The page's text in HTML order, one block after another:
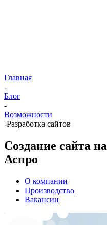
Главная
-
Блог
-
Возможности
-Разработка сайтов
Создание сайта
Аспро
О компании
Производство
Вакансии